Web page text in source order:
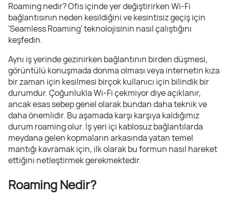
Roaming nedir? Ofis içinde yer değiştirirken Wi-Fi
bağlantısının neden kesildiğini ve kesintisiz geçiş için
'Seamless Roaming' teknolojisinin nasıl çalıştığını
keşfedin.
Aynı iş yerinde gezinirken bağlantının birden düşmesi,
görüntülü konuşmada donma olması veya internetin kıza
bir zaman için kesilmesi birçok kullanıcı için bilindik bir
durumdur. Çoğunlukla Wi-Fi çekmiyor diye açıklanır,
ancak esas sebep genel olarak bundan daha teknik ve
daha önemlidir. Bu aşamada karşı karşıya kaldığımız
durum roaming olur. İş yeri içi kablosuz bağlantılarda
meydana gelen kopmaların arkasında yatan temel
mantığı kavramak için, ilk olarak bu formun nasıl hareket
ettiğini netleştirmek gerekmektedir.
Roaming Nedir?